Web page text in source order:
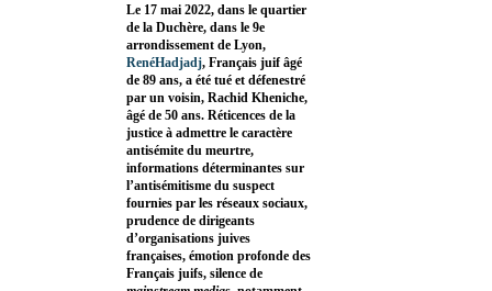
Le 17 mai 2022, dans le quartier
de la Duchère, dans le 9e
arrondissement de Lyon,
RenéHadjadj, Français juif âgé
de 89 ans, a été tué et défenestré
par un voisin, Rachid Kheniche,
âgé de 50 ans. Réticences de la
justice à admettre le caractère
antisémite du meurtre,
informations déterminantes sur
l’antisémitisme du suspect
fournies par les réseaux sociaux,
prudence de dirigeants
d’organisations juives
françaises, émotion profonde des
Français juifs, silence de